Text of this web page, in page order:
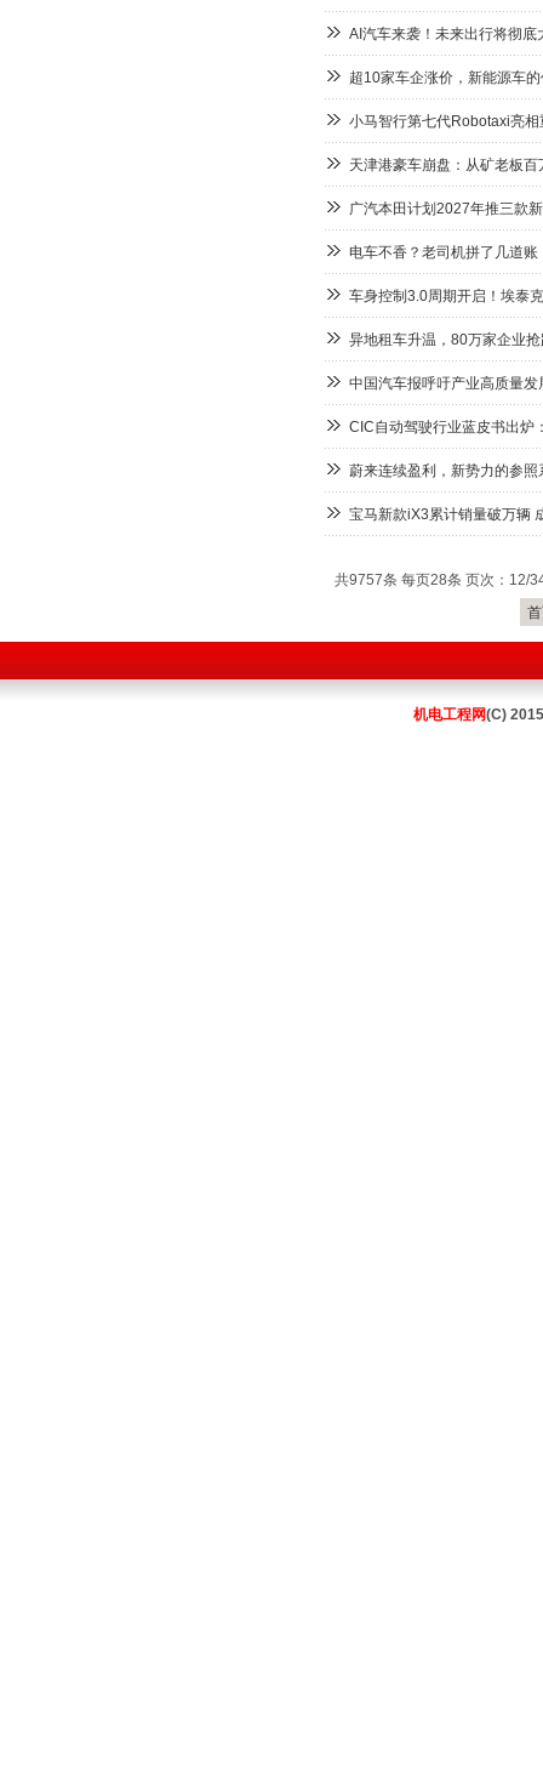
AI汽车来袭！未来出行将彻底
超10家车企涨价，新能源车
小马智行第七代Robotaxi亮
天津港豪车崩盘：从矿老板
广汽本田计划2027年推三款
电车不香？老司机拼了几道账
车身控制3.0周期开启！埃泰
异地租车升温，80万家企业
中国汽车报呼吁产业高质量
CIC自动驾驶行业蓝皮书出炉
蔚来连续盈利，新势力的参照
宝马新款iX3累计销量破万辆
共9757条 每页28条 页次：12/
机电工程网(C)